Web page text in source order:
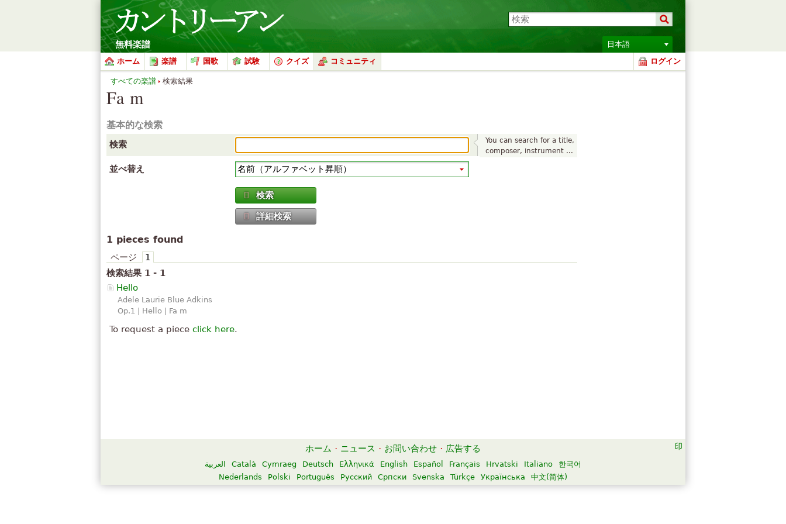
無料楽譜
日本語
ホーム
楽譜 国歌 試験 クイズ コミュニティ ログイン
Fa m
基本的な検索
You can search for a title,
composer, instrument ...
検索
並べ替え
検索
詳細検索
1 pieces found
ページ
1
検索結果 1 - 1
Hello
Adele Laurie Blue Adkins
Op.1 | Hello | Fa m
To request a piece click here.
すべての楽譜 検索結果
ホーム · ニュース · お問い合わせ · 広告する
العربية Català Cymraeg Deutsch Ελληνικά English Español Français Hrvatski Italiano
한국어
Nederlands
Polski Português Русский Српски Svenska Türkçe Українська 中文(简体)